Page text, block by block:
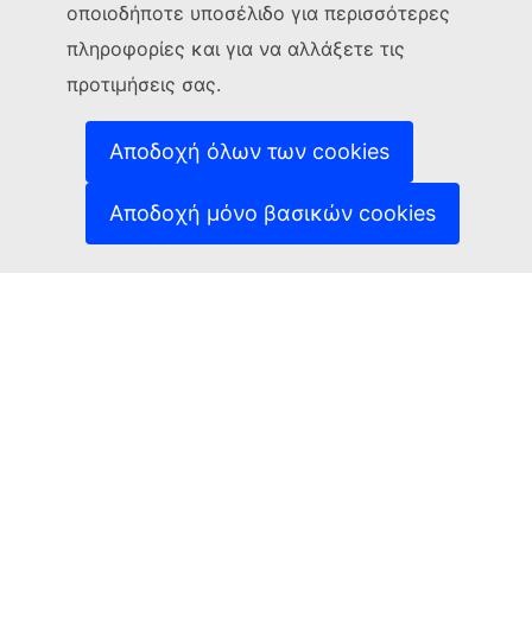
οποιοδήποτε υποσέλιδο για περισσότερες
πληροφορίες και για να αλλάξετε τις
προτιμήσεις σας.
Αποδοχή όλων των cookies
Αποδοχή μόνο βασικών cookies
Επικοινωνήστε μαζί μας
(Εξωτερική σύνδεση)
Αναφορά τρωτού σημείου ΤΠ (Εξωτερική σύνδεση)
Γλώσσες στις οποίες είναι διαθέσιμοι οι ιστότοποί
(Εξωτερική σύνδεση)
(Εξωτερική σύνδεση)
Πολιτική απορρήτου
Ανακοίνωση νομικού περιεχομένου
(Εξωτερική
Δυνατότητα πρόσβασης